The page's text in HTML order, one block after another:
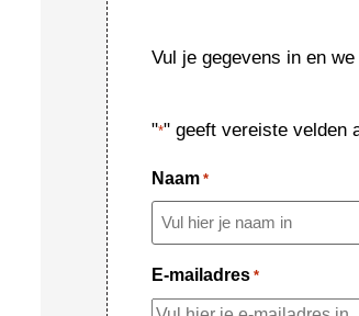
Vul je gegevens in en
"*" geeft vereiste velden
Naam *
E-mailadres *